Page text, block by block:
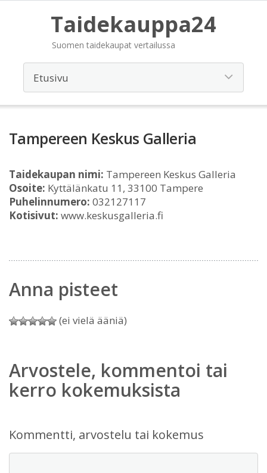
Taidekauppa24
Suomen taidekaupat vertailussa
Tampereen Keskus Galleria
Taidekaupan nimi: Tampereen Keskus Galleria
Osoite: Kyttälänkatu 11, 33100 Tampere
Puhelinnumero: 032127117
Kotisivut: www.keskusgalleria.fi
Anna pisteet
(ei vielä ääniä)
Arvostele, kommentoi tai
kerro kokemuksista
Kommentti, arvostelu tai kokemus